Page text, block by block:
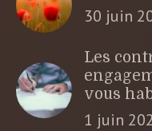
30 juin
Les
vous
1 juin